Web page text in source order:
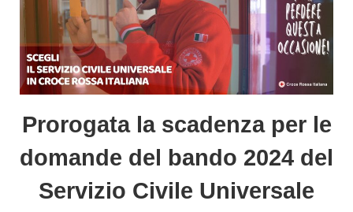
Prorogata la scadenza per le
domande del bando 2024 del
Servizio Civile Universale